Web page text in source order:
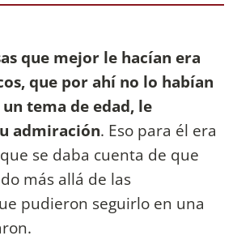
que mejor le hacían era
que por ahí no lo habían
tema de edad, le
admiración. Eso para él era
se daba cuenta de que
más allá de las
pudieron seguirlo en una